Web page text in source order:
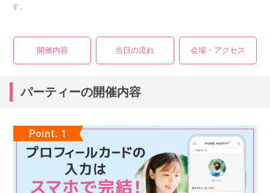
す。
開催内容 当日の流れ 会場・アクセス
パーティーの開催内容